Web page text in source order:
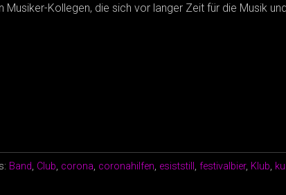
Musiker-Kollegen, die sich vor langer Zeit für die Musik
Band, Club, corona, coronahilfen, esiststill , festivalbier, Klub,